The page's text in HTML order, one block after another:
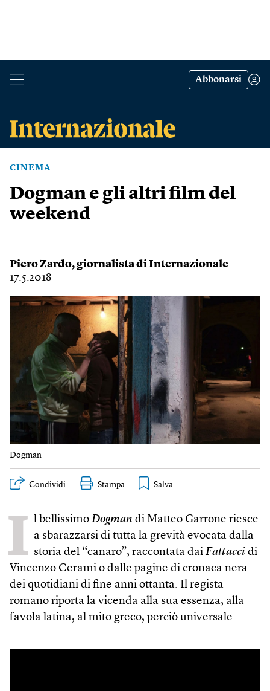
Abbonarsi
CINEMA
Dogman e gli altri film del
weekend
Piero Zardo, giornalista di Internazionale
17.5.2018
Dogman
Condividi Stampa
I l bellissimo Dogman di Matteo Garrone riesce
a sbarazzarsi di tutta la grevità evocata dalla
storia del “canaro”, raccontata dai Fattacci di
Vincenzo Cerami o dalle pagine di cronaca nera
dei quotidiani di fine anni ottanta. Il regista
romano riporta la vicenda alla sua essenza, alla
favola latina, al mito greco, perciò universale.